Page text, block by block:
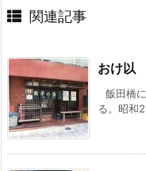
関連記事
おけ以
飯田橋
る。昭和